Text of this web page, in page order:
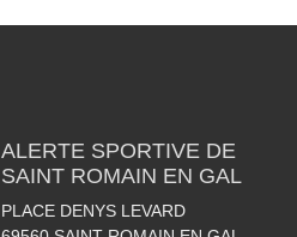
ALERTE SPORTIVE DE
SAINT ROMAIN EN GAL
PLACE DENYS LEVARD